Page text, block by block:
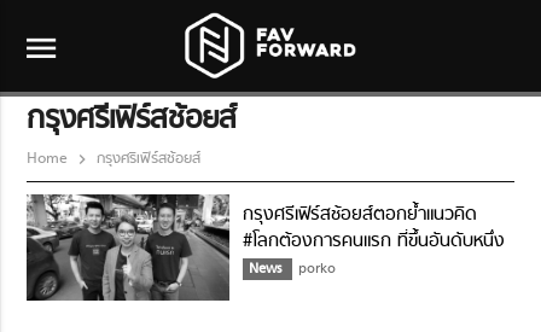
menu
กรุงศรีเฟิร์สช้อยส์
Home กรุงศรีเฟิร์สช้อยส์
กรุงศรีเฟิร์สช้อยส์ตอกย้ำแนวคิด
#โลกต้องการคนแรก ที่ขึ้นอันดับหนึ่ง
Twitter ผ่านโฆษณาสร้างจากเรื่อง
News porko